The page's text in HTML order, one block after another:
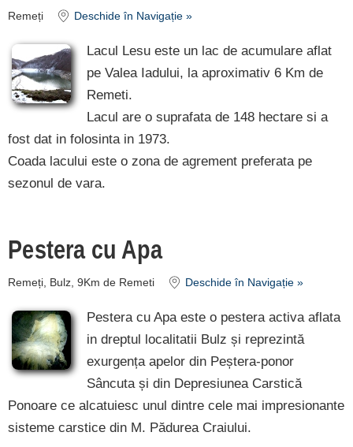
Remeți Deschide în Navigație »
Lacul Lesu este un lac de acumulare aflat
pe Valea Iadului, la aproximativ 6 Km de
Remeti.
Lacul are o suprafata de 148 hectare si a
fost dat in folosinta in 1973.
Coada lacului este o zona de agrement preferata pe
sezonul de vara.
Pestera cu Apa
Remeți, Bulz, 9Km de Remeti Deschide în Navigație »
Pestera cu Apa este o pestera activa aflata
in dreptul localitatii Bulz și reprezintă
exurgența apelor din Peștera-ponor
Sâncuta și din Depresiunea Carstică
Ponoare ce alcatuiesc unul dintre cele mai impresionante
sisteme carstice din M. Pădurea Craiului.
termeni și condiții
contact
login